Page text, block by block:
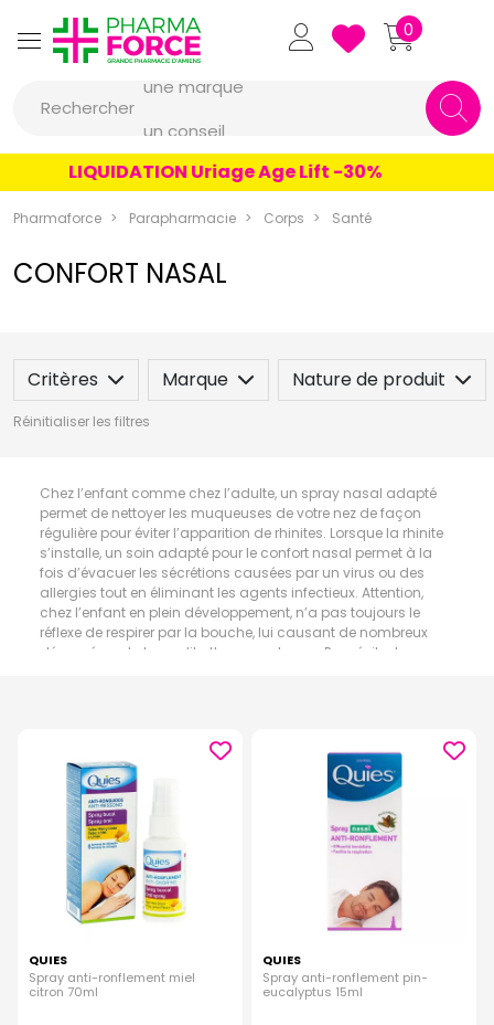
Pharmaforce Grande Pharmacie
0
Rechercher
une marque
un produit
une marque
LIQUIDATION Uriage Age Lift -30%
Pharmaforce Parapharmacie Corps Santé
CONFORT NASAL
Critères Marque Nature de produit
Réinitialiser les filtres
Chez l’enfant comme chez l’adulte, un spray nasal adapté
permet de nettoyer les muqueuses de votre nez de façon
régulière pour éviter l’apparition de rhinites. Lorsque la rhinite
s’installe, un soin adapté pour le confort nasal permet à la
fois d’évacuer les sécrétions causées par un virus ou des
allergies tout en éliminant les agents infectieux. Attention,
chez l’enfant en plein développement, n’a pas toujours le
réflexe de respirer par la bouche, lui causant de nombreux
désagréments lorsqu’il attrape un rhume. Pour éviter les
QUIES
Spray anti-ronflement miel
citron 70ml
QUIES
Spray anti-ronflement pin-
eucalyptus 15ml